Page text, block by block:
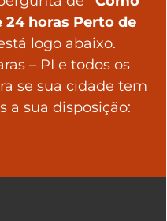
horas Perto de
logo abaixo.
– PI e todos os
se sua cidade tem
a sua disposição: